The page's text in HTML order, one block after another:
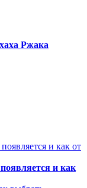
Ржака
и как